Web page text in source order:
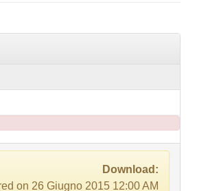
Download:
on 26 Giugno 2015 12:00 AM